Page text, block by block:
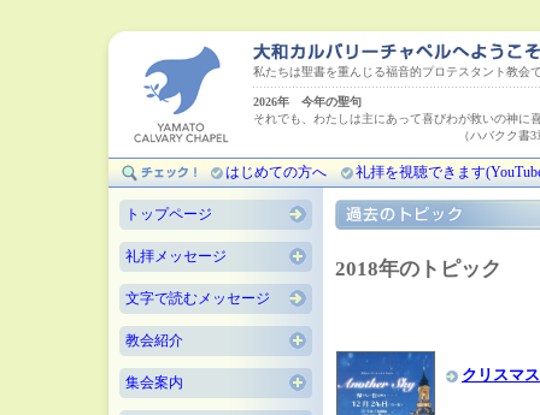
私たちは聖書を重んじる福音的プロテスタント教会
2026年 今年の聖句
それでも、わたしは主にあって喜びわが救いの神に
（ハバクク書3章18
はじめての方へ 礼拝を視聴できます
トップページ
礼拝メッセージ
文字で読むメッセージ
教会紹介
集会案内
2018年のトピック
クリスマ